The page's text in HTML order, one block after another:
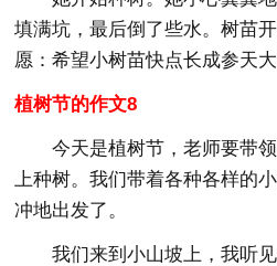
填满坑，最后倒了些水。树苗
愿：希望小树苗快点长成参天大
植树节的作文8
今天是植树节，老师要带
上种树。我们带着各种各样的
冲地出发了。
我们来到小山坡上，我听